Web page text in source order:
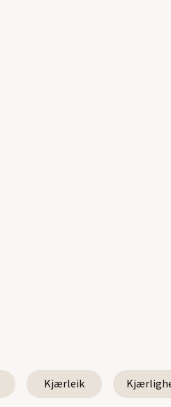
Kjærleik